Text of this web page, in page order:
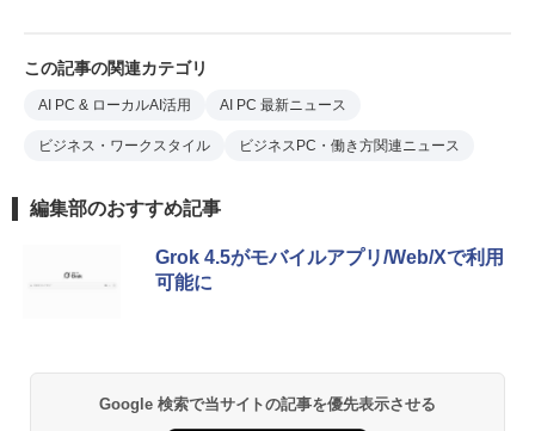
この記事の関連カテゴリ
AI PC & ローカルAI活用 AI PC 最新ニュース
ビジネス・ワークスタイル ビジネスPC・働き方関連ニュース
編集部のおすすめ記事
Grok 4.5がモバイルアプリ/Web/Xで利用
可能に
Google 検索で当サイトの記事を優先表示させる